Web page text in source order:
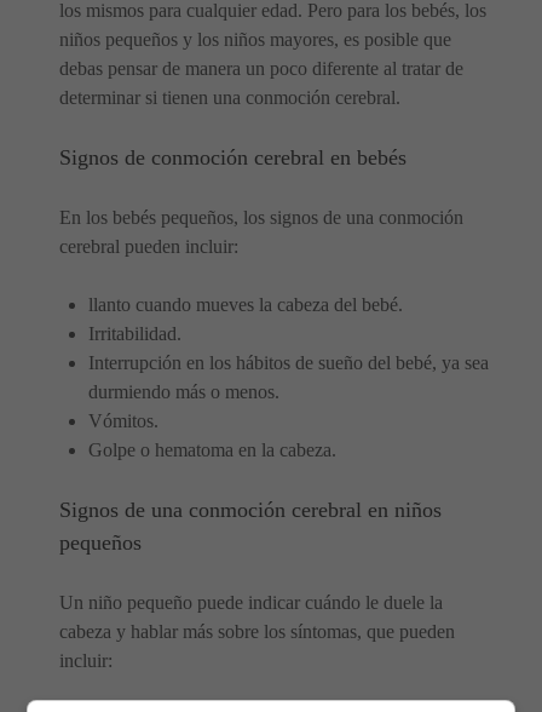
los mismos para cualquier edad. Pero para los bebés, los
niños pequeños y los niños mayores, es posible que
debas pensar de manera un poco diferente al tratar de
determinar si tienen una conmoción cerebral.
Signos de conmoción cerebral en bebés
En los bebés pequeños, los signos de una conmoción
cerebral pueden incluir:
llanto cuando mueves la cabeza del bebé.
Irritabilidad.
Interrupción en los hábitos de sueño del bebé, ya sea
durmiendo más o menos.
Vómitos.
Golpe o hematoma en la cabeza.
Signos de una conmoción cerebral en niños
pequeños
Un niño pequeño puede indicar cuándo le duele la
cabeza y hablar más sobre los síntomas, que pueden
incluir: